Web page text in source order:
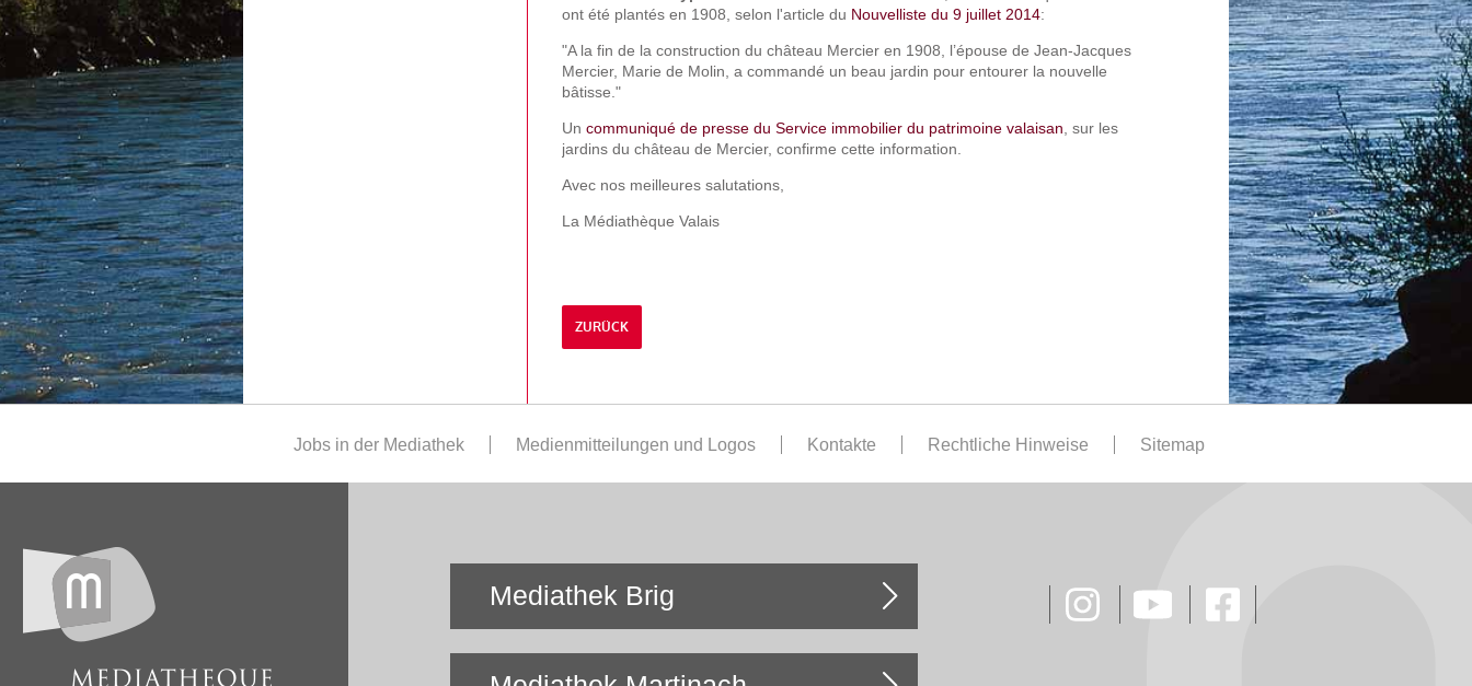
ont été plantés en 1908, selon l'article du Nouvelliste du 9 juillet 2014:
"A la fin de la construction du château Mercier en 1908, l’épouse de Jean-Jacques
Mercier, Marie de Molin, a commandé un beau jardin pour entourer la nouvelle
bâtisse."
Un communiqué de presse du Service immobilier du patrimoine valaisan , sur les
jardins du château de Mercier, confirme cette information.
Avec nos meilleures salutations,
La Médiathèque Valais
ZURÜCK
Jobs in der Mediathek Medienmitteilungen und Logos Kontakte Rechtliche Hinweise Sitemap
Mediathek Brig